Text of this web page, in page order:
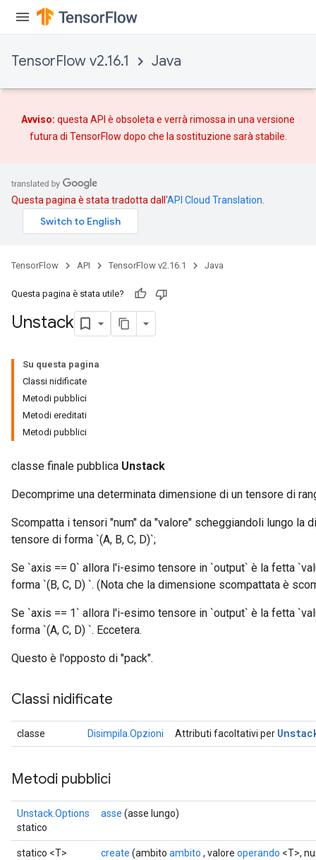
TensorFlow v2.16.1 Java
Avviso: questa API è obsoleta e verrà rimossa in una versione
futura di TensorFlow dopo che la sostituzione sarà stabile.
Questa pagina è stata tradotta dall'API Cloud Translation
TensorFlow API TensorFlow v2.16.1 Java
Questa pagina è stata utile?
Unstack
Su questa pagina
Classi nidificate
Metodi pubblici
Metodi ereditati
Metodi pubblici
classe finale pubblica Unstack
Decomprime una determinata dimensione di un tensore di
Scompatta i tensori "num" da "valore" scheggiandoli lungo la
tensore di forma `(A, B, C, D)`;
Se `axis == 0` allora l'i-esimo tensore in `output` è la fetta
forma `(B, C, D) `. (Nota che la dimensione scompattata è
Se `axis == 1` allora l'i-esimo tensore in `output` è la fetta
forma `(A, C, D) `. Eccetera.
Questo è l'opposto di "pack".
Classi nidificate
classe Disimpila.Opzioni Attributi facoltativi per
Metodi pubblici
Unstack.Options
statico
asse (asse lungo)
statico <T>
create (ambito ambito , valore operando <T>,